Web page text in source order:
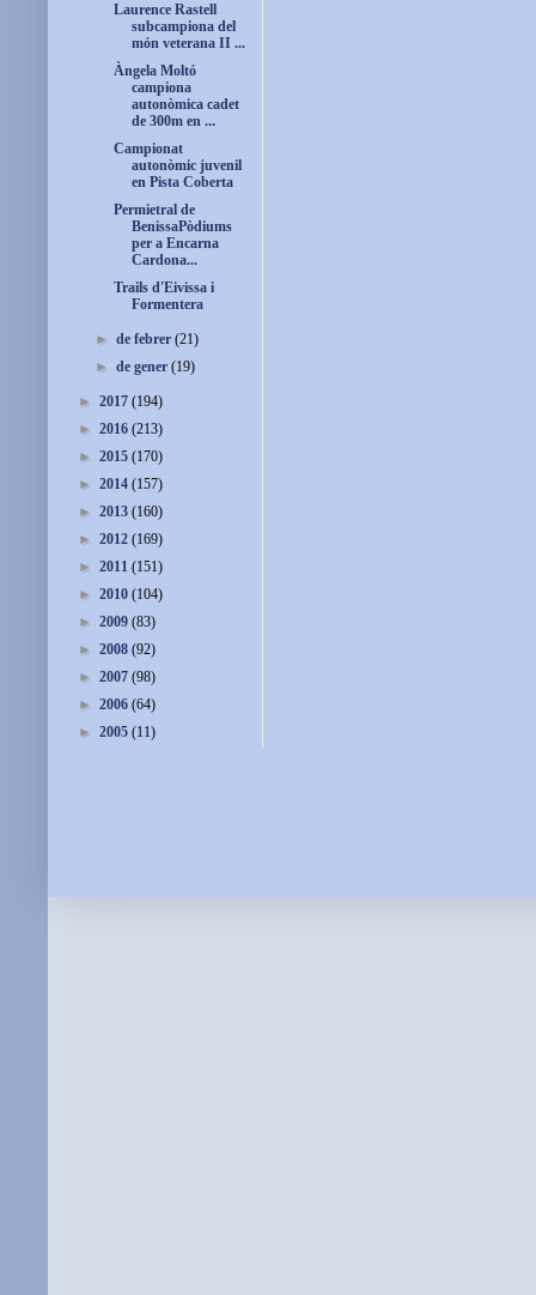
Laurence Rastell
subcampiona del
món veterana II ...
Àngela Moltó
campiona
autonòmica cadet
de 300m en ...
Campionat
autonòmic juvenil
en Pista Coberta
Permietral de
BenissaPòdiums
per a Encarna
Cardona...
Trails d'Eivissa i
Formentera
►de febrer(21)
►de gener(19)
► 2017 (194)
► 2016 (213)
► 2015 (170)
► 2014 (157)
► 2013 (160)
► 2012 (169)
► 2011 (151)
► 2010 (104)
► 2009 (83)
► 2008 (92)
► 2007 (98)
► 2006 (64)
► 2005 (11)